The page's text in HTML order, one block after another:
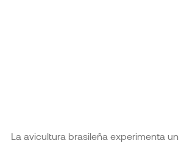
La avicultura brasileña experimenta un